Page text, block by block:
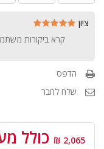
ציון
קרא ביקורות
הדפס
שלח לחבר
2,065 ₪ כולל